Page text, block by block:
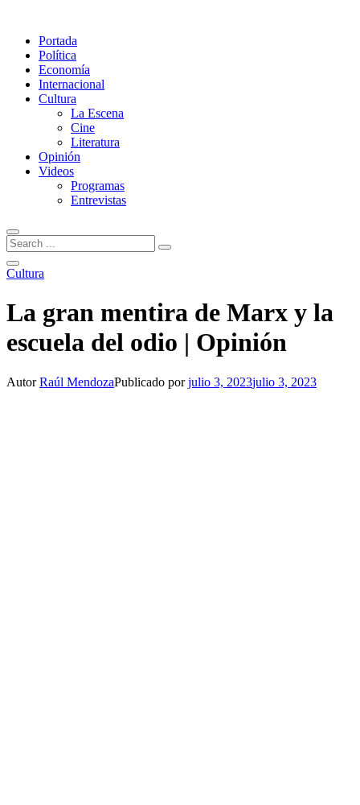
Portada
Política
Economía
Internacional
Cultura
La Escena
Cine
Literatura
Opinión
Videos
Programas
Entrevistas
Cultura
La gran mentira de Marx y la
escuela del odio | Opinión
AutorRaúl MendozaPublicado porjulio 3, 2023julio 3, 2023